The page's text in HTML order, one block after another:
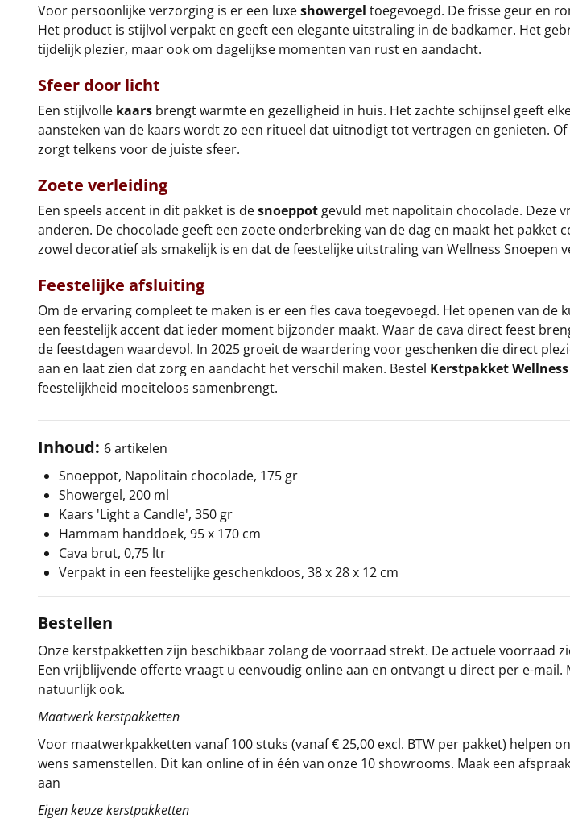
Voor persoonlijke verzorging is er een luxeshowergel toegevoegd. De frisse geur en
Het product is stijlvol verpakt en geeft een elegante uitstraling in de badkamer. Het
tijdelijk plezier, maar ook om dagelijkse momenten van rust en aandacht.
Sfeer door licht
Een stijlvolle kaars brengt warmte en gezelligheid in huis. Het zachte schijnsel geeft
aansteken van de kaars wordt zo een ritueel dat uitnodigt tot vertragen en genieten.
zorgt telkens voor de juiste sfeer.
Zoete verleiding
Een speels accent in dit pakket is desnoeppot gevuld met napolitain chocolade. Deze
anderen. De chocolade geeft een zoete onderbreking van de dag en maakt het
zowel decoratief als smakelijk is en dat de feestelijke uitstraling van Wellness Snoepen
Feestelijke afsluiting
Om de ervaring compleet te maken is er een fles cava toegevoegd. Het openen van
een feestelijk accent dat ieder moment bijzonder maakt. Waar de cava direct feest
de feestdagen waardevol. In 2025 groeit de waardering voor geschenken die direct
aan en laat zien dat zorg en aandacht het verschil maken. Bestel Kerstpakket
feestelijkheid moeiteloos samenbrengt.
Inhoud: 6 artikelen
Snoeppot, Napolitain chocolade, 175 gr
Showergel, 200 ml
Kaars 'Light a Candle', 350 gr
Hammam handdoek, 95 x 170 cm
Cava brut, 0,75 ltr
Verpakt in een feestelijke geschenkdoos, 38 x 28 x 12 cm
Bestellen
Onze kerstpakketten zijn beschikbaar zolang de voorraad strekt. De actuele voorraad
Een vrijblijvende offerte vraagt u eenvoudig online aan en ontvangt u direct per e-
natuurlijk ook.
Maatwerk kerstpakketten
Voor maatwerkpakketten vanaf 100 stuks (vanaf € 25,00 excl. BTW per pakket)
wens samenstellen. Dit kan online of in één van onze 10 showrooms. Maak een
aan
Eigen keuze kerstpakketten